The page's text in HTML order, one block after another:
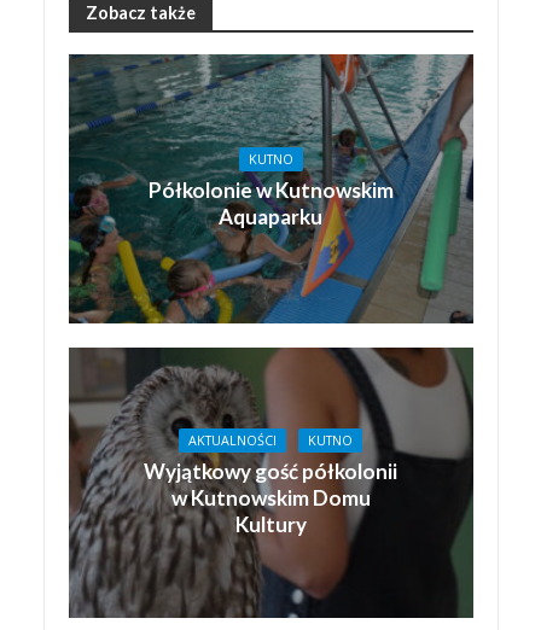
Zobacz także
KUTNO
Półkolonie w Kutnowskim
Aquaparku
AKTUALNOŚCI KUTNO
Wyjątkowy gość półkolonii
w Kutnowskim Domu
Kultury